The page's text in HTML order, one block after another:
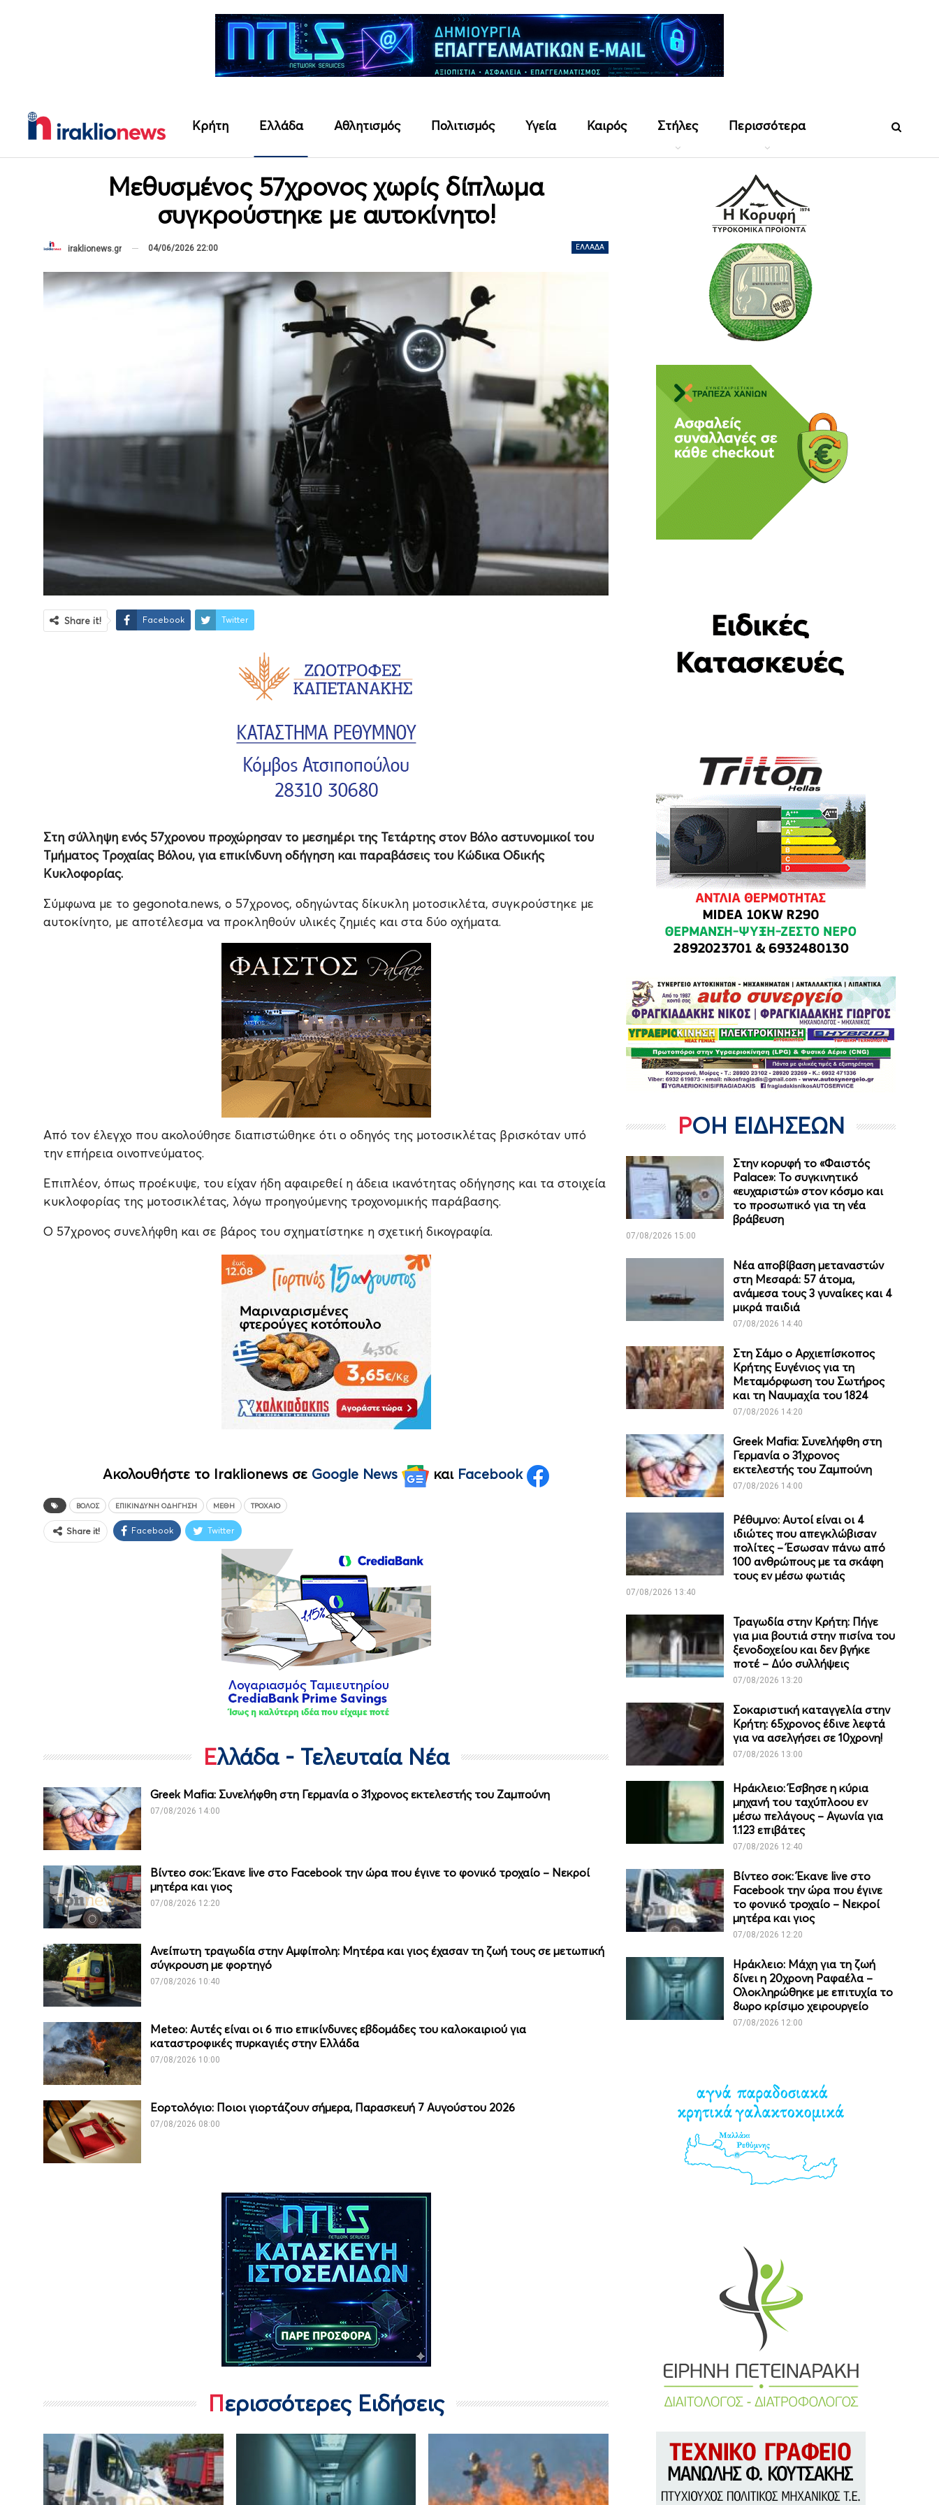
Κρήτη Ελλάδα Αθλητισμός Πολιτισμός Υγεία Καιρός Στήλες Περισσότερα
Μεθυσμένος 57χρονος χωρίς δίπλωμα
συγκρούστηκε με αυτοκίνητο!
ΕΛΛΆΔΑ
iraklionews.gr 04/06/2026 22:00
Share it! Facebook Twitter
Στη σύλληψη ενός 57χρονου προχώρησαν το μεσημέρι της Τετάρτης στον Βόλο αστυνομικοί του
Τμήματος Τροχαίας Βόλου, για επικίνδυνη οδήγηση και παραβάσεις του Κώδικα Οδικής
Κυκλοφορίας.
Σύμφωνα με το gegonota.news, ο 57χρονος, οδηγώντας δίκυκλη μοτοσικλέτα, συγκρούστηκε με
αυτοκίνητο, με αποτέλεσμα να προκληθούν υλικές ζημιές και στα δύο οχήματα.
Από τον έλεγχο που ακολούθησε διαπιστώθηκε ότι ο οδηγός της μοτοσικλέτας βρισκόταν υπό
την επήρεια οινοπνεύματος.
Επιπλέον, όπως προέκυψε, του είχαν ήδη αφαιρεθεί η άδεια ικανότητας οδήγησης και τα στοιχεία
κυκλοφορίας της μοτοσικλέτας, λόγω προηγούμενης τροχονομικής παράβασης.
Ο 57χρονος συνελήφθη και σε βάρος του σχηματίστηκε η σχετική δικογραφία.
Ακολουθήστε το Iraklionews σε Google News και Facebook
ΒΌΛΟΣ ΕΠΙΚΊΝΔΥΝΗ ΟΔΉΓΗΣΗ ΜΈΘΗ ΤΡΟΧΑΊΟ
Share it! Facebook Twitter
Ελλάδα - Τελευταία Νέα
Greek Mafia: Συνελήφθη στη Γερμανία ο 31χρονος εκτελεστής του Ζαμπούνη
07/08/2026 14:00
Βίντεο σοκ: Έκανε live στο Facebook την ώρα που έγινε το φονικό τροχαίο – Νεκροί
μητέρα και γιος
07/08/2026 12:20
Ανείπωτη τραγωδία στην Αμφίπολη: Μητέρα και γιος έχασαν τη ζωή τους σε μετωπική
σύγκρουση με φορτηγό
07/08/2026 10:40
Meteo: Aυτές είναι οι 6 πιο επικίνδυνες εβδομάδες του καλοκαιριού για
καταστροφικές πυρκαγιές στην Ελλάδα
07/08/2026 10:00
Εορτολόγιο: Ποιοι γιορτάζουν σήμερα, Παρασκευή 7 Αυγούστου 2026
07/08/2026 08:00
Περισσότερες Ειδήσεις
ΡΟΗ ΕΙΔΗΣΕΩΝ
Στην κορυφή το «Φαιστός
Palace»: Το συγκινητικό
«ευχαριστώ» στον κόσμο και
το προσωπικό για τη νέα
βράβευση
07/08/2026 15:00
Νέα αποβίβαση μεταναστών
στη Μεσαρά: 57 άτομα,
ανάμεσα τους 3 γυναίκες και 4
μικρά παιδιά
07/08/2026 14:40
Στη Σάμο ο Αρχιεπίσκοπος
Κρήτης Ευγένιος για τη
Μεταμόρφωση του Σωτήρος
και τη Ναυμαχία του 1824
07/08/2026 14:20
Greek Mafia: Συνελήφθη στη
Γερμανία ο 31χρονος
εκτελεστής του Ζαμπούνη
07/08/2026 14:00
Ρέθυμνο: Αυτοί είναι οι 4
ιδιώτες που απεγκλώβισαν
πολίτες – Έσωσαν πάνω από
100 ανθρώπους με τα σκάφη
τους εν μέσω φωτιάς
07/08/2026 13:40
Τραγωδία στην Κρήτη: Πήγε
για μια βουτιά στην πισίνα του
ξενοδοχείου και δεν βγήκε
ποτέ – Δύο συλλήψεις
07/08/2026 13:20
Σοκαριστική καταγγελία στην
Κρήτη: 65χρονος έδινε λεφτά
για να ασελγήσει σε 10χρονη!
07/08/2026 13:00
Ηράκλειο: Έσβησε η κύρια
μηχανή του ταχύπλοου εν
μέσω πελάγους – Αγωνία για
1.123 επιβάτες
07/08/2026 12:40
Βίντεο σοκ: Έκανε live στο
Facebook την ώρα που έγινε
το φονικό τροχαίο – Νεκροί
μητέρα και γιος
07/08/2026 12:20
Ηράκλειο: Μάχη για τη ζωή
δίνει η 20χρονη Ραφαέλα –
Ολοκληρώθηκε με επιτυχία το
8ωρο κρίσιμο χειρουργείο
07/08/2026 12:00